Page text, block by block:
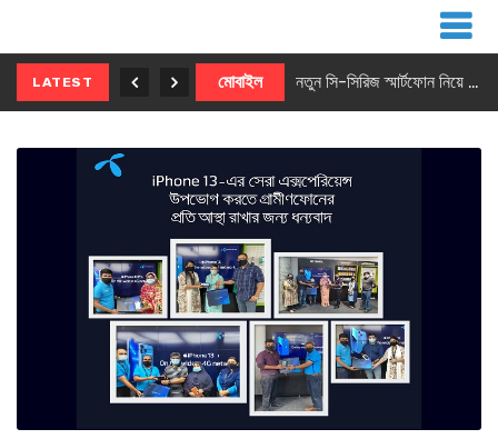
LATEST মোবাইল নতুন সি-সিরিজ স্মার্টফোন নিয়ে আসছে রিয়েলমি